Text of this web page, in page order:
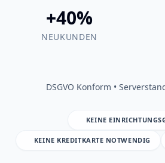
+40%
NEUKUNDEN
DSGVO Konform •
KEINE
KEINE KREDITKARTE NOTWENDIG